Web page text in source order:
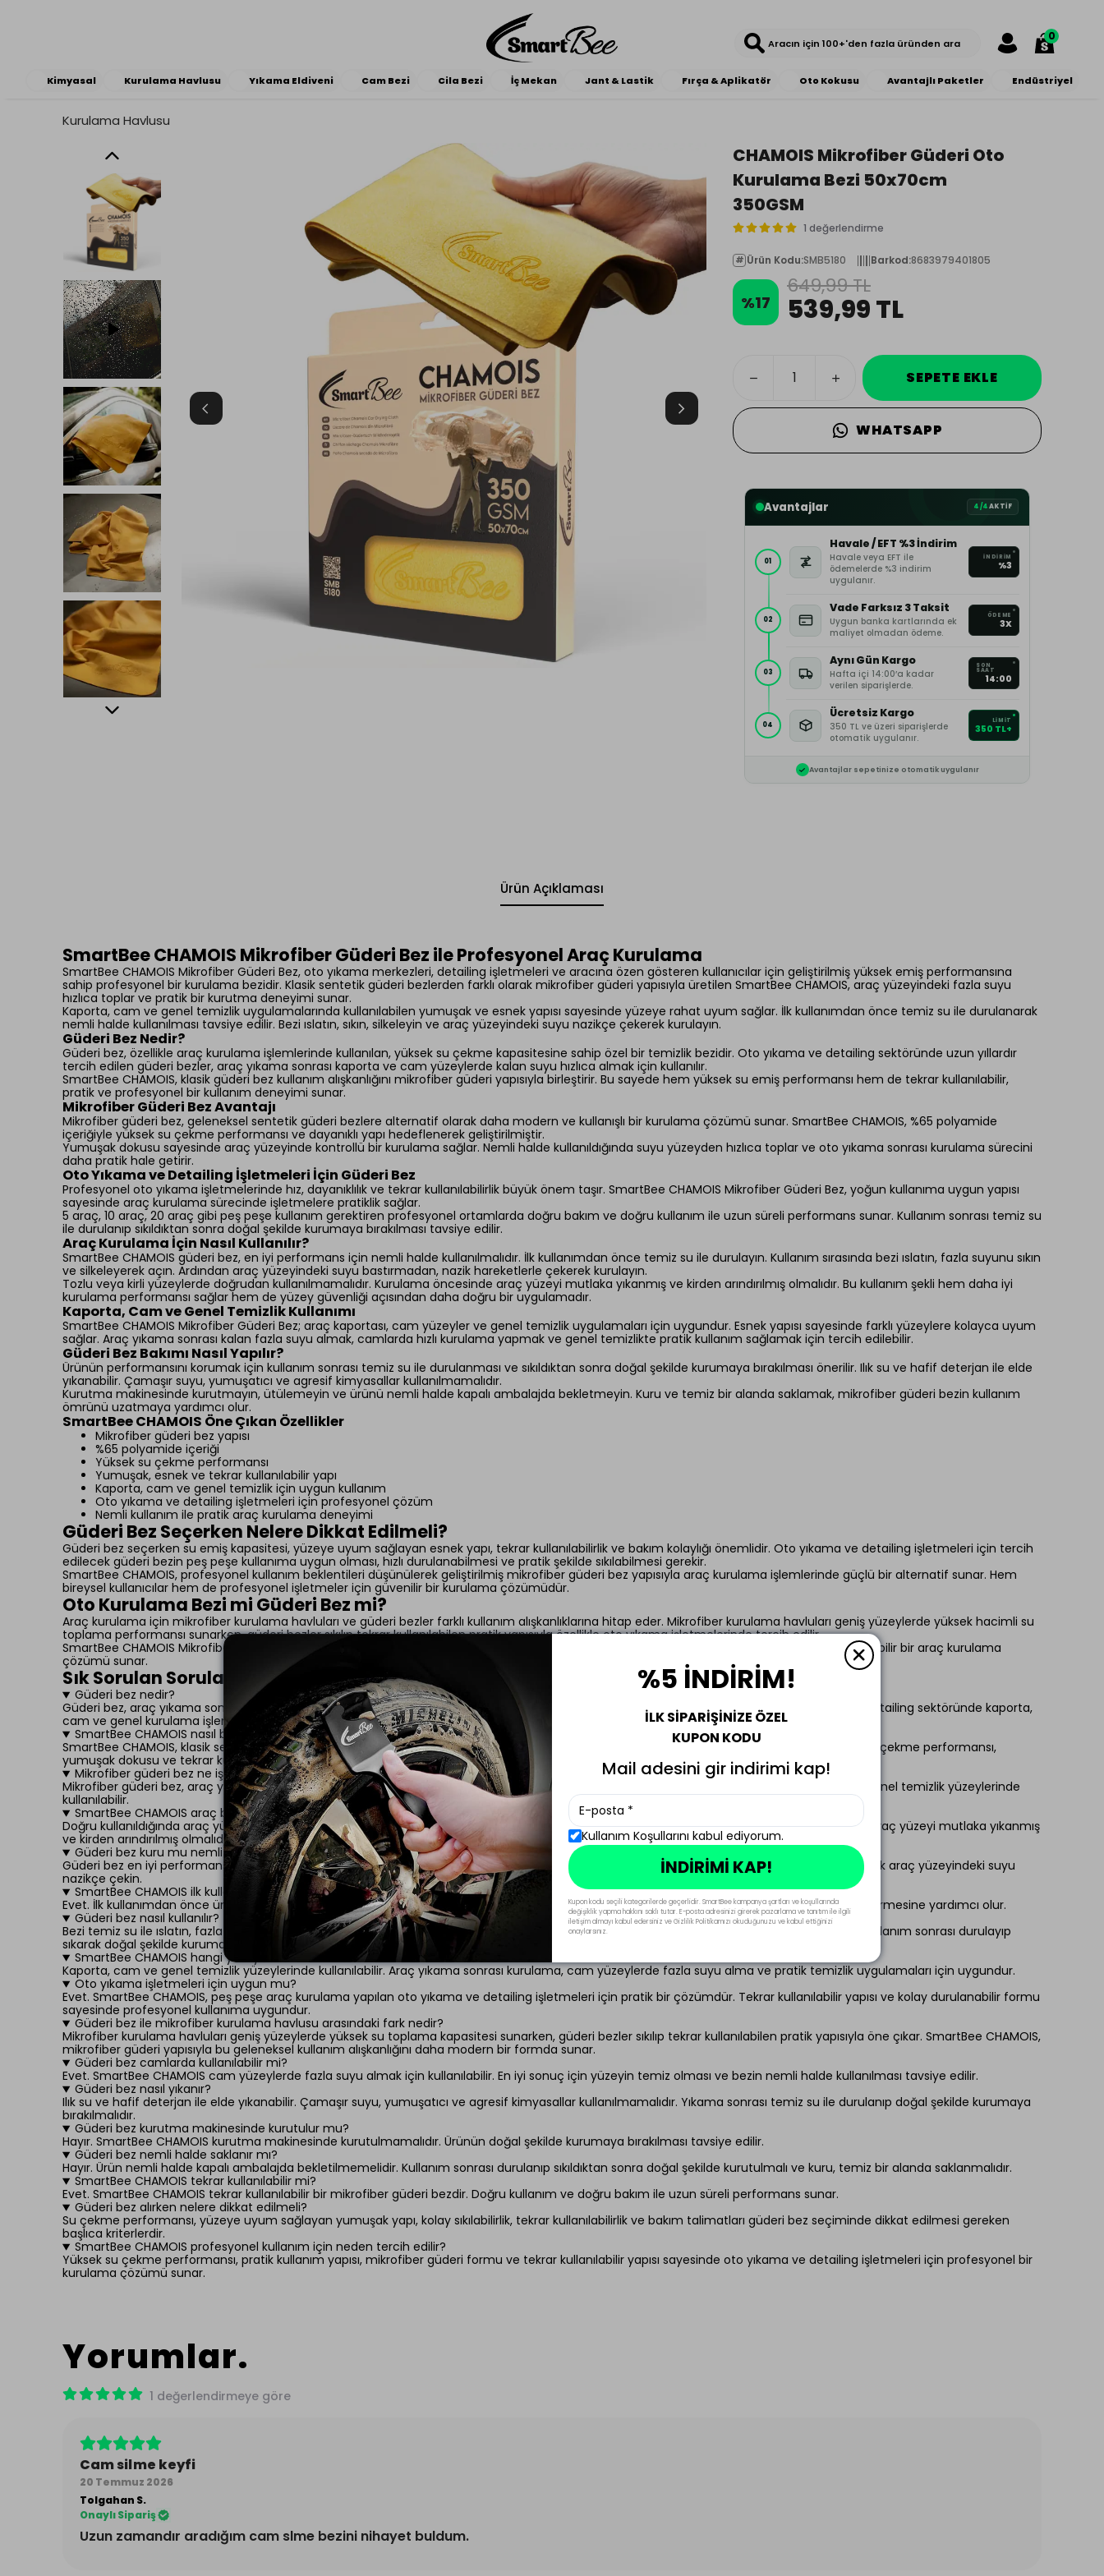
Kimyasal Kurulama Havlusu Yıkama Eldiveni Cam Bezi Cila Bezi İç Mekan Jant & Lastik Fırça & Aplikatör Oto Kokusu Avantajlı Paketler Endüstriyel
0
Kurulama Havlusu
CHAMOIS Mikrofiber Güderi Oto
Kurulama Bezi 50x70cm
350GSM
1 değerlendirme
Ürün Kodu:SMB5180 Barkod:8683979401805
%17
649,99 TL
539,99 TL
SEPETE EKLE
WHATSAPP
Avantajlar 4/4AKTİF
01
Havale / EFT %3 İndirim
Havale veya EFT ile
ödemelerde %3 indirim
uygulanır.
İNDİRİM
%3
02
Vade Farksız 3 Taksit
Uygun banka kartlarında ek
maliyet olmadan ödeme.
ÖDEME
3X
03
Aynı Gün Kargo
Hafta içi 14:00’a kadar
verilen siparişlerde.
SON
SAAT
14:00
04
Ücretsiz Kargo
350 TL ve üzeri siparişlerde
otomatik uygulanır.
LİMİT
350 TL+
Avantajlar sepetinize otomatik uygulanır
Ürün Açıklaması
SmartBee CHAMOIS Mikrofiber Güderi Bez ile Profesyonel Araç Kurulama
SmartBee CHAMOIS Mikrofiber Güderi Bez, oto yıkama merkezleri, detailing işletmeleri ve aracına özen gösteren kullanıcılar için geliştirilmiş yüksek emiş performansına
sahip profesyonel bir kurulama bezidir. Klasik sentetik güderi bezlerden farklı olarak mikrofiber güderi yapısıyla üretilen SmartBee CHAMOIS, araç yüzeyindeki fazla suyu
hızlıca toplar ve pratik bir kurutma deneyimi sunar.
Kaporta, cam ve genel temizlik uygulamalarında kullanılabilen yumuşak ve esnek yapısı sayesinde yüzeye rahat uyum sağlar. İlk kullanımdan önce temiz su ile durulanarak
nemli halde kullanılması tavsiye edilir. Bezi ıslatın, sıkın, silkeleyin ve araç yüzeyindeki suyu nazikçe çekerek kurulayın.
Güderi Bez Nedir?
Güderi bez, özellikle araç kurulama işlemlerinde kullanılan, yüksek su çekme kapasitesine sahip özel bir temizlik bezidir. Oto yıkama ve detailing sektöründe uzun yıllardır
tercih edilen güderi bezler, araç yıkama sonrası kaporta ve cam yüzeylerde kalan suyu hızlıca almak için kullanılır.
SmartBee CHAMOIS, klasik güderi bez kullanım alışkanlığını mikrofiber güderi yapısıyla birleştirir. Bu sayede hem yüksek su emiş performansı hem de tekrar kullanılabilir,
pratik ve profesyonel bir kullanım deneyimi sunar.
Mikrofiber Güderi Bez Avantajı
Mikrofiber güderi bez, geleneksel sentetik güderi bezlere alternatif olarak daha modern ve kullanışlı bir kurulama çözümü sunar. SmartBee CHAMOIS, %65 polyamide
içeriğiyle yüksek su çekme performansı ve dayanıklı yapı hedeflenerek geliştirilmiştir.
Yumuşak dokusu sayesinde araç yüzeyinde kontrollü bir kurulama sağlar. Nemli halde kullanıldığında suyu yüzeyden hızlıca toplar ve oto yıkama sonrası kurulama sürecini
daha pratik hale getirir.
Oto Yıkama ve Detailing İşletmeleri İçin Güderi Bez
Profesyonel oto yıkama işletmelerinde hız, dayanıklılık ve tekrar kullanılabilirlik büyük önem taşır. SmartBee CHAMOIS Mikrofiber Güderi Bez, yoğun kullanıma uygun yapısı
sayesinde araç kurulama sürecinde işletmelere pratiklik sağlar.
5 araç, 10 araç, 20 araç gibi peş peşe kullanım gerektiren profesyonel ortamlarda doğru bakım ve doğru kullanım ile uzun süreli performans sunar. Kullanım sonrası temiz su
ile durulanıp sıkıldıktan sonra doğal şekilde kurumaya bırakılması tavsiye edilir.
Araç Kurulama İçin Nasıl Kullanılır?
SmartBee CHAMOIS güderi bez, en iyi performans için nemli halde kullanılmalıdır. İlk kullanımdan önce temiz su ile durulayın. Kullanım sırasında bezi ıslatın, fazla suyunu sıkın
ve silkeleyerek açın. Ardından araç yüzeyindeki suyu bastırmadan, nazik hareketlerle çekerek kurulayın.
Tozlu veya kirli yüzeylerde doğrudan kullanılmamalıdır. Kurulama öncesinde araç yüzeyi mutlaka yıkanmış ve kirden arındırılmış olmalıdır. Bu kullanım şekli hem daha iyi
kurulama performansı sağlar hem de yüzey güvenliği açısından daha doğru bir uygulamadır.
Kaporta, Cam ve Genel Temizlik Kullanımı
SmartBee CHAMOIS Mikrofiber Güderi Bez; araç kaportası, cam yüzeyler ve genel temizlik uygulamaları için uygundur. Esnek yapısı sayesinde farklı yüzeylere kolayca uyum
sağlar. Araç yıkama sonrası kalan fazla suyu almak, camlarda hızlı kurulama yapmak ve genel temizlikte pratik kullanım sağlamak için tercih edilebilir.
Güderi Bez Bakımı Nasıl Yapılır?
Ürünün performansını korumak için kullanım sonrası temiz su ile durulanması ve sıkıldıktan sonra doğal şekilde kurumaya bırakılması önerilir. Ilık su ve hafif deterjan ile elde
yıkanabilir. Çamaşır suyu, yumuşatıcı ve agresif kimyasallar kullanılmamalıdır.
Kurutma makinesinde kurutmayın, ütülemeyin ve ürünü nemli halde kapalı ambalajda bekletmeyin. Kuru ve temiz bir alanda saklamak, mikrofiber güderi bezin kullanım
ömrünü uzatmaya yardımcı olur.
SmartBee CHAMOIS Öne Çıkan Özellikler
Mikrofiber güderi bez yapısı
%65 polyamide içeriği
Yüksek su çekme performansı
Yumuşak, esnek ve tekrar kullanılabilir yapı
Kaporta, cam ve genel temizlik için uygun kullanım
Oto yıkama ve detailing işletmeleri için profesyonel çözüm
Nemli kullanım ile pratik araç kurulama deneyimi
Güderi Bez Seçerken Nelere Dikkat Edilmeli?
Güderi bez seçerken su emiş kapasitesi, yüzeye uyum sağlayan esnek yapı, tekrar kullanılabilirlik ve bakım kolaylığı önemlidir. Oto yıkama ve detailing işletmeleri için tercih
edilecek güderi bezin peş peşe kullanıma uygun olması, hızlı durulanabilmesi ve pratik şekilde sıkılabilmesi gerekir.
SmartBee CHAMOIS, profesyonel kullanım beklentileri düşünülerek geliştirilmiş mikrofiber güderi bez yapısıyla araç kurulama işlemlerinde güçlü bir alternatif sunar. Hem
bireysel kullanıcılar hem de profesyonel işletmeler için güvenilir bir kurulama çözümüdür.
Oto Kurulama Bezi mi Güderi Bez mi?
Araç kurulama için mikrofiber kurulama havluları ve güderi bezler farklı kullanım alışkanlıklarına hitap eder. Mikrofiber kurulama havluları geniş yüzeylerde yüksek hacimli su
toplama performansı sunarken, güderi bezler sıkılıp tekrar kullanılabilen pratik yapısıyla özellikle oto yıkama işletmelerinde tercih edilir.
SmartBee CHAMOIS Mikrofiber Güderi Bez, geleneksel güderi bez kullanımını modern mikrofiber yapı ile birleştirerek hızlı, pratik ve tekrar kullanılabilir bir araç kurulama
çözümü sunar.
Sık Sorulan Sorular
Güderi bez nedir?
Güderi bez, araç yıkama sonrası yüzeyde kalan suyu almak için kullanılan yüksek emiş performansına sahip kurulama bezidir. Oto yıkama ve detailing sektöründe kaporta,
cam ve genel kurulama işlemlerinde yaygın olarak tercih edilir.
SmartBee CHAMOIS nasıl bir güderi bezdir?
SmartBee CHAMOIS, klasik sentetik güderilerden farklı olarak mikrofiber güderi yapısıyla geliştirilen profesyonel araç kurulama bezidir. Yüksek su çekme performansı,
yumuşak dokusu ve tekrar kullanılabilir yapısıyla oto yıkama ve detailing kullanımı için uygundur.
Mikrofiber güderi bez ne işe yarar?
Mikrofiber güderi bez, araç yüzeyindeki fazla suyu hızlıca toplamak ve yıkama sonrası pratik kurulama yapmak için kullanılır. Kaporta, cam ve genel temizlik yüzeylerinde
kullanılabilir.
SmartBee CHAMOIS araç boyasını çizer mi?
Doğru kullanıldığında araç yüzeyinde güvenli bir kurulama sağlar. Bezin tozlu veya kirli yüzeylerde kullanılmaması gerekir. Kurulama öncesinde araç yüzeyi mutlaka yıkanmış
ve kirden arındırılmış olmalıdır.
Güderi bez kuru mu nemli mi kullanılmalı?
Güderi bez en iyi performans için nemli halde kullanılmalıdır. İlk kullanımdan önce temiz su ile durulayın, ardından bezi ıslatıp fazla suyunu sıkarak araç yüzeyindeki suyu
nazikçe çekin.
SmartBee CHAMOIS ilk kullanımdan önce yıkanmalı mı?
Evet. İlk kullanımdan önce ürünün temiz su ile durulanması tavsiye edilir. Bu işlem bezin kullanıma hazırlanmasına ve daha iyi performans göstermesine yardımcı olur.
Güderi bez nasıl kullanılır?
Bezi temiz su ile ıslatın, fazla suyunu sıkın ve silkeleyerek açın. Araç yüzeyindeki fazla suyu bastırmadan, nazik hareketlerle çekerek kurulayın. Kullanım sonrası durulayıp
sıkarak doğal şekilde kurumaya bırakın.
SmartBee CHAMOIS hangi yüzeylerde kullanılabilir?
Kaporta, cam ve genel temizlik yüzeylerinde kullanılabilir. Araç yıkama sonrası kurulama, cam yüzeylerde fazla suyu alma ve pratik temizlik uygulamaları için uygundur.
Oto yıkama işletmeleri için uygun mu?
Evet. SmartBee CHAMOIS, peş peşe araç kurulama yapılan oto yıkama ve detailing işletmeleri için pratik bir çözümdür. Tekrar kullanılabilir yapısı ve kolay durulanabilir formu
sayesinde profesyonel kullanıma uygundur.
Güderi bez ile mikrofiber kurulama havlusu arasındaki fark nedir?
Mikrofiber kurulama havluları geniş yüzeylerde yüksek su toplama kapasitesi sunarken, güderi bezler sıkılıp tekrar kullanılabilen pratik yapısıyla öne çıkar. SmartBee CHAMOIS,
mikrofiber güderi yapısıyla bu geleneksel kullanım alışkanlığını daha modern bir formda sunar.
Güderi bez camlarda kullanılabilir mi?
Evet. SmartBee CHAMOIS cam yüzeylerde fazla suyu almak için kullanılabilir. En iyi sonuç için yüzeyin temiz olması ve bezin nemli halde kullanılması tavsiye edilir.
Güderi bez nasıl yıkanır?
Ilık su ve hafif deterjan ile elde yıkanabilir. Çamaşır suyu, yumuşatıcı ve agresif kimyasallar kullanılmamalıdır. Yıkama sonrası temiz su ile durulanıp doğal şekilde kurumaya
bırakılmalıdır.
Güderi bez kurutma makinesinde kurutulur mu?
Hayır. SmartBee CHAMOIS kurutma makinesinde kurutulmamalıdır. Ürünün doğal şekilde kurumaya bırakılması tavsiye edilir.
Güderi bez nemli halde saklanır mı?
Hayır. Ürün nemli halde kapalı ambalajda bekletilmemelidir. Kullanım sonrası durulanıp sıkıldıktan sonra doğal şekilde kurutulmalı ve kuru, temiz bir alanda saklanmalıdır.
SmartBee CHAMOIS tekrar kullanılabilir mi?
Evet. SmartBee CHAMOIS tekrar kullanılabilir bir mikrofiber güderi bezdir. Doğru kullanım ve doğru bakım ile uzun süreli performans sunar.
Güderi bez alırken nelere dikkat edilmeli?
Su çekme performansı, yüzeye uyum sağlayan yumuşak yapı, kolay sıkılabilirlik, tekrar kullanılabilirlik ve bakım talimatları güderi bez seçiminde dikkat edilmesi gereken
başlıca kriterlerdir.
SmartBee CHAMOIS profesyonel kullanım için neden tercih edilir?
Yüksek su çekme performansı, pratik kullanım yapısı, mikrofiber güderi formu ve tekrar kullanılabilir yapısı sayesinde oto yıkama ve detailing işletmeleri için profesyonel bir
kurulama çözümü sunar.
Yorumlar
1 değerlendirmeye göre
Cam silme keyfi
20 Temmuz 2026
Tolgahan S.
Onaylı Sipariş
Uzun zamandır aradığım cam slme bezini nihayet buldum.
%5 İNDİRİM!
İLK SİPARİŞİNİZE ÖZEL
KUPON KODU
Mail adesini gir indirimi kap!
Kullanım Koşullarını kabul ediyorum.
İNDİRİMİ KAP!
Kupon kodu seçili kategorilerde geçerlidir. SmartBee kampanya şartları ve koşullarında
değişiklik yapma hakkını saklı tutar. E-posta adresinizi girerek pazarlama ve tanıtım ile ilgili
iletişim almayı kabul edersiniz ve Gizlilik Politikamızı okuduğunuzu ve kabul ettiğinizi
onaylarsınız.